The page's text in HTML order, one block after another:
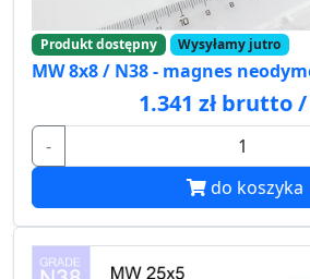
Produkt dostępny Wysyłamy jutro
MW 8x8 / N38 - magnes
1.341 zł brutto
-
do koszyka